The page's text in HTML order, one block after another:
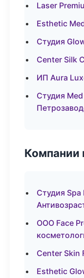
Laser
Esthetic
Студия
Center Silk
ИП Aura
Студия
Компании
Студия
ООО Face
Center
Esthetic